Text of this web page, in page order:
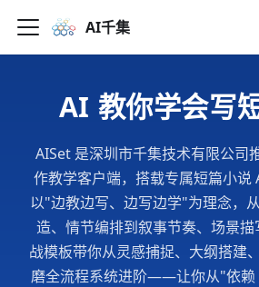
AI千集
AI 教你学会写
AISet 是深圳市千集技术有限公司
作教学客户端，搭载专属短篇小说
以"边教边写、边写边学"为理念，
造、情节编排到叙事节奏、场景
战模板带你从灵感捕捉、大纲搭建
磨全流程系统进阶——让你从"依赖